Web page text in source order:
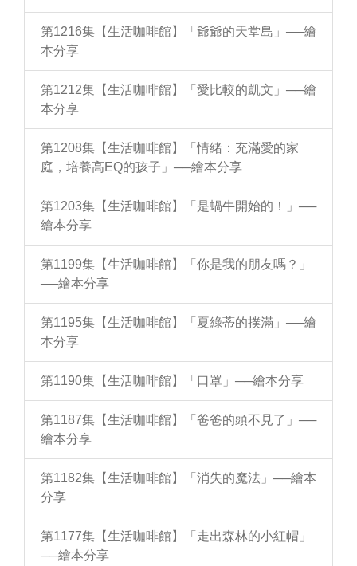
第1216集【生活咖啡館】「爺爺的天堂島」──繪
本分享
第1212集【生活咖啡館】「愛比較的凱文」──繪
本分享
第1208集【生活咖啡館】「情緒：充滿愛的家
庭，培養高EQ的孩子」──繪本分享
第1203集【生活咖啡館】「是蝸牛開始的！」──
繪本分享
第1199集【生活咖啡館】「你是我的朋友嗎？」
──繪本分享
第1195集【生活咖啡館】「夏綠蒂的撲滿」──繪
本分享
第1190集【生活咖啡館】「口罩」──繪本分享
第1187集【生活咖啡館】「爸爸的頭不見了」──
繪本分享
第1182集【生活咖啡館】「消失的魔法」──繪本
分享
第1177集【生活咖啡館】「走出森林的小紅帽」
──繪本分享